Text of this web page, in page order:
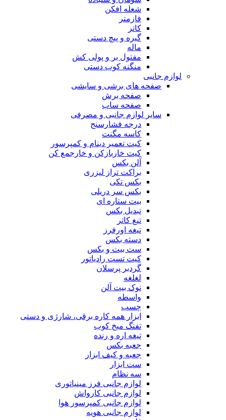
شعله افکن
فازمتر
کاتر
گیره و پیچ دستی
ماله
مفتول بر و پولی کش
منگنه کوب دستی
لوازم جانبی
صفحه های برشی و سایشی
صفحه برش
صفحه ساب
سایر لوازم جانبی و مصرفی
درجه فشارسنج
کاسه مگنت
کیت تعمیر دینام و کمپرسور
کیت خاربازکن و خارجمع کن
آلن بکس
براکت تراز لیزری
بکس تکی
بکس سر دریلی
بیت ستاره ای
تبدیل بکس
تیغ کاتر
تیغه اورفرز
دسته بکس
ست بیت و بکس
کیت تست رادیاتور
گردبر پرسلان
لغلغه
نوک بیت آلن
واسطه
چسب
ابزار همه کاره برقی، شارژی و دستی
تفنگ میخ کوب
تیغه اره و رنده
جعبه بکس
جعبه و کیف ابزار
ست ابزار
سه نظام
لوازم جانبی فرز مینیاتوری
لوازم جانبی کارواش
لوازم جانبی کمپرسور هوا
لوازم جانبی هویه